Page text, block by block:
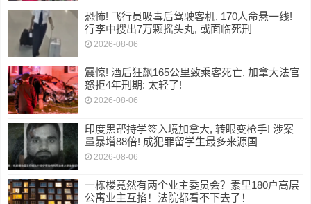
恐怖! 飞行员吸毒后驾驶客机, 170人命悬一线!
行李中搜出7万颗摇头丸, 或面临死刑
2026-08-06
震惊! 酒后狂飙165公里致乘客死亡, 加拿大法官
怒拒4年刑期: 太轻了!
2026-08-06
印度黑帮持学签入境加拿大, 转眼变枪手! 涉案
量暴增88倍! 成犯罪留学生最多来源国
2026-08-06
一栋楼竟然有两个业主委员会？素里180户高层
公寓业主互掐！法院都看不下去了！